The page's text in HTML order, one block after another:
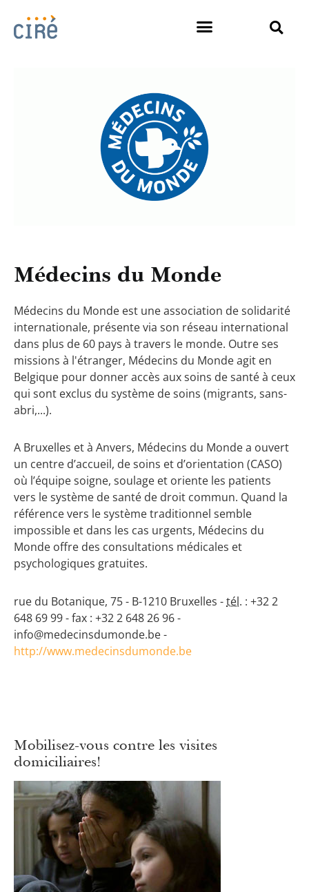
Médecins du Monde
Médecins du Monde est une association de solidarité
internationale, présente via son réseau international
dans plus de 60 pays à travers le monde. Outre ses
missions à l'étranger, Médecins du Monde agit en
Belgique pour donner accès aux soins de santé à ceux
qui sont exclus du système de soins (migrants, sans-
abri,...).
A Bruxelles et à Anvers, Médecins du Monde a ouvert
un centre d’accueil, de soins et d’orientation (CASO)
où l’équipe soigne, soulage et oriente les patients
vers le système de santé de droit commun. Quand la
référence vers le système traditionnel semble
impossible et dans les cas urgents, Médecins du
Monde offre des consultations médicales et
psychologiques gratuites.
rue du Botanique, 75 - B-1210 Bruxelles -tél. : +32 2
648 69 99 - fax : +32 2 648 26 96 -
info@medecinsdumonde.be -
http://www.medecinsdumonde.be
Mobilisez-vous contre les visites
domiciliaires!